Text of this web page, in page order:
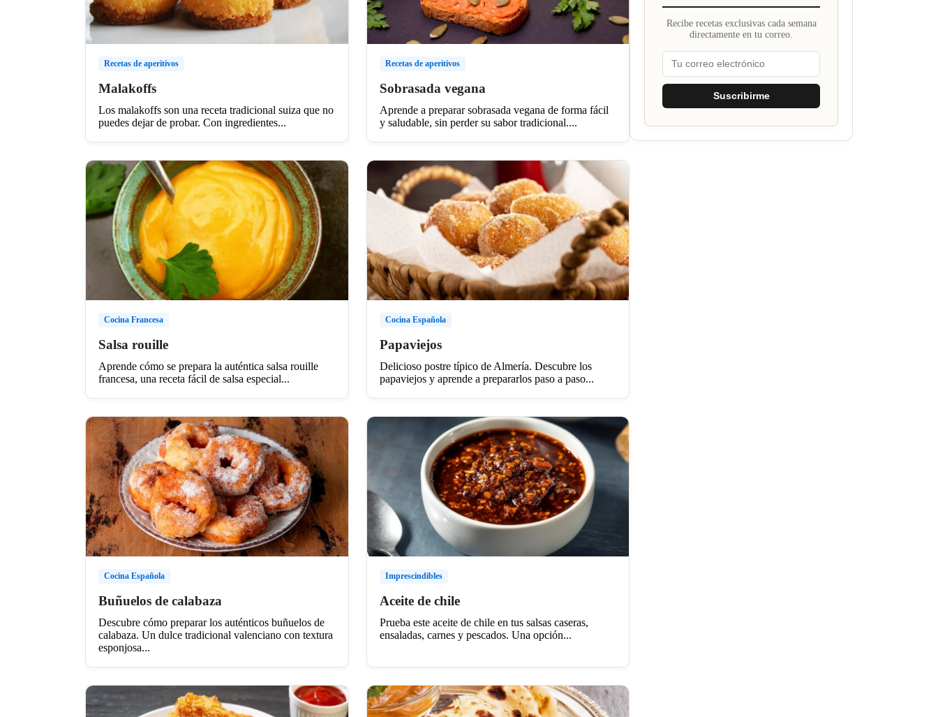
Recetas de aperitivos
Malakoffs
Los malakoffs son una receta tradicional suiza que no
puedes dejar de probar. Con ingredientes...
Recetas de aperitivos
Sobrasada vegana
Aprende a preparar sobrasada vegana de forma fácil
y saludable, sin perder su sabor tradicional....
Cocina Francesa
Salsa rouille
Aprende cómo se prepara la auténtica salsa rouille
francesa, una receta fácil de salsa especial...
Cocina Española
Papaviejos
Delicioso postre típico de Almería. Descubre los
papaviejos y aprende a prepararlos paso a paso...
Cocina Española
Buñuelos de calabaza
Descubre cómo preparar los auténticos buñuelos de
calabaza. Un dulce tradicional valenciano con textura
esponjosa...
Imprescindibles
Aceite de chile
Prueba este aceite de chile en tus salsas caseras,
ensaladas, carnes y pescados. Una opción...
Recibe recetas exclusivas cada semana
directamente en tu correo.
Suscribirme